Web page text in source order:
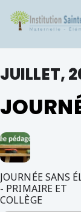
JUILLET,
JOURNÉE SANS
- PRIMAIRE ET
COLLÈGE